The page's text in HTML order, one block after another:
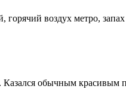
воздух метро, запах
обычным красивым